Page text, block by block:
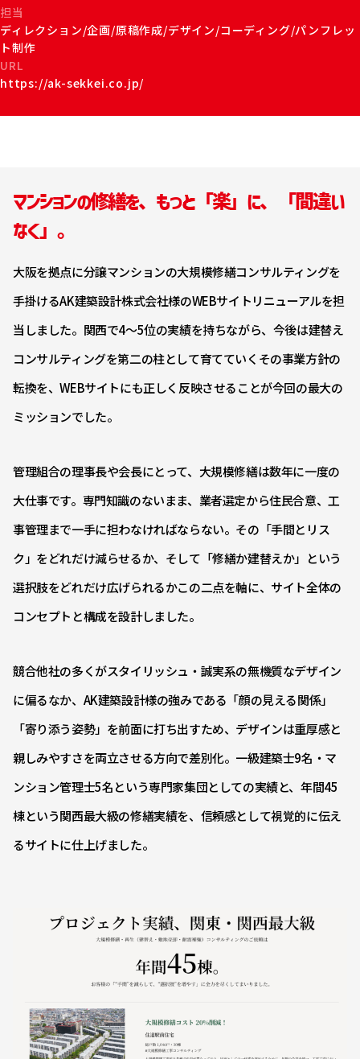
担当
ディレクション/企画/原稿作成/デザイン/コーディング/パンフレッ
ト制作
URL
https://ak-sekkei.co.jp/
マンションの修繕を、もっと「楽」に、「間違い
なく」。
大阪を拠点に分譲マンションの大規模修繕コンサルティングを
手掛けるAK建築設計株式会社様のWEBサイトリニューアルを担
当しました。関西で4〜5位の実績を持ちながら、今後は建替え
コンサルティングを第二の柱として育てていくその事業方針の
転換を、WEBサイトにも正しく反映させることが今回の最大の
ミッションでした。
管理組合の理事長や会長にとって、大規模修繕は数年に一度の
大仕事です。専門知識のないまま、業者選定から住民合意、工
事管理まで一手に担わなければならない。その「手間とリス
ク」をどれだけ減らせるか、そして「修繕か建替えか」という
選択肢をどれだけ広げられるかこの二点を軸に、サイト全体の
コンセプトと構成を設計しました。
競合他社の多くがスタイリッシュ・誠実系の無機質なデザイン
に偏るなか、AK建築設計様の強みである「顔の見える関係」
「寄り添う姿勢」を前面に打ち出すため、デザインは重厚感と
親しみやすさを両立させる方向で差別化。一級建築士9名・マ
ンション管理士5名という専門家集団としての実績と、年間45
棟という関西最大級の修繕実績を、信頼感として視覚的に伝え
るサイトに仕上げました。